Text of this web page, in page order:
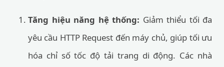
Tăng hiệu năng hệ thống: Giảm thiểu tối đa
yêu cầu HTTP Request đến máy chủ, giúp tối ưu
hóa chỉ số tốc độ tải trang di động. Các nhà